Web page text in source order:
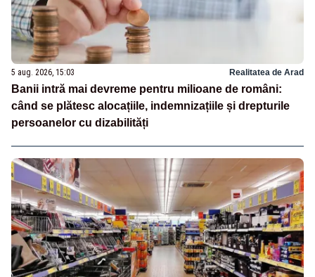
5 aug. 2026, 15:03 Realitatea de Arad
Banii intră mai devreme pentru milioane de români:
când se plătesc alocațiile, indemnizațiile și drepturile
persoanelor cu dizabilități